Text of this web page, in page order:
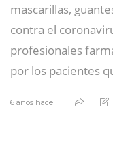
mascarillas,
contra el
profesionales
por los pacientes
6 años hace